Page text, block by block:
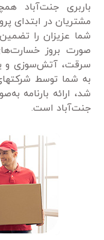
باربری جنت‌آباد
مشتریان در ابتدای
شما عزیزان را تضمین
صورت بروز
سرقت، آتش‌سوزی و
به شما توسط
شد، ارائه بارنامه
جنت‌آباد است.